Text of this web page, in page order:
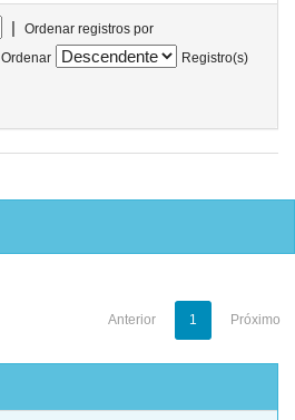
|
Ordenar registros por
Ordenar
Registro(s)
Anterior 1 Próximo